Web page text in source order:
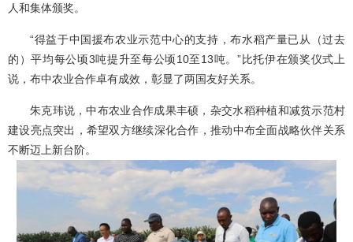
人和集体颁奖。
“得益于中国援布农业示范中心的支持，布水稻产量已从（过去
的）平均每公顷3吨提升至每公顷10至13吨。”比托伊在颁奖仪式上
说，布中农业合作卓有成效，彰显了两国友好关系。
朱克玮说，中布农业合作成果丰硕，杂交水稻种植和减贫示范村
建设亮点突出，希望双方继续深化合作，推动中布全面战略伙伴关系
不断迈上新台阶。